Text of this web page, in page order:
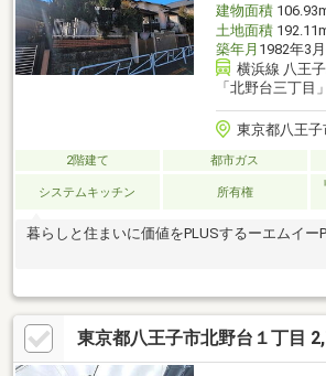
建物面積
土地面積
築年月 1982年3
横浜線 八王
「北野台三丁目
東京都八王子
2階建て 都市ガス
システムキッチン 所有権
暮らしと住まいに価値をPLUSするーエムイー
東京都八王子市北野台１丁目